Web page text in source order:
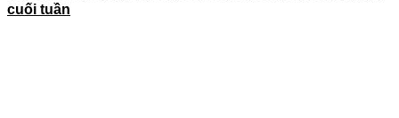
cuối tuần